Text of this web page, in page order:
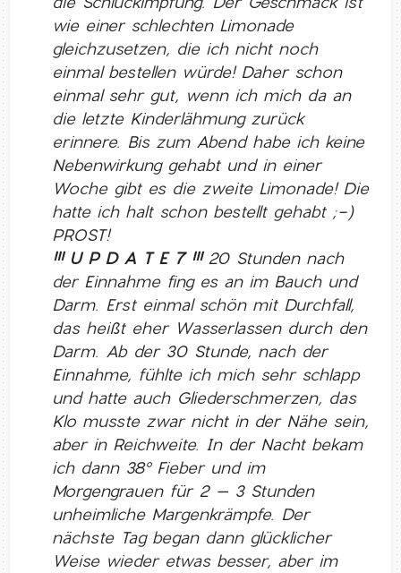
wie einer schlechten Limonade
gleichzusetzen, die ich nicht noch
einmal bestellen würde! Daher schon
einmal sehr gut, wenn ich mich da an
die letzte Kinderlähmung zurück
erinnere. Bis zum Abend habe ich keine
Nebenwirkung gehabt und in einer
Woche gibt es die zweite Limonade! Die
hatte ich halt schon bestellt gehabt ;-)
PROST!
!!! U P D A T E 7 !!! 20 Stunden nach
der Einnahme fing es an im Bauch und
Darm. Erst einmal schön mit Durchfall,
das heißt eher Wasserlassen durch den
Darm. Ab der 30 Stunde, nach der
Einnahme, fühlte ich mich sehr schlapp
und hatte auch Gliederschmerzen, das
Klo musste zwar nicht in der Nähe sein,
aber in Reichweite. In der Nacht bekam
ich dann 38° Fieber und im
Morgengrauen für 2 – 3 Stunden
unheimliche Margenkrämpfe. Der
nächste Tag began dann glücklicher
Weise wieder etwas besser, aber im